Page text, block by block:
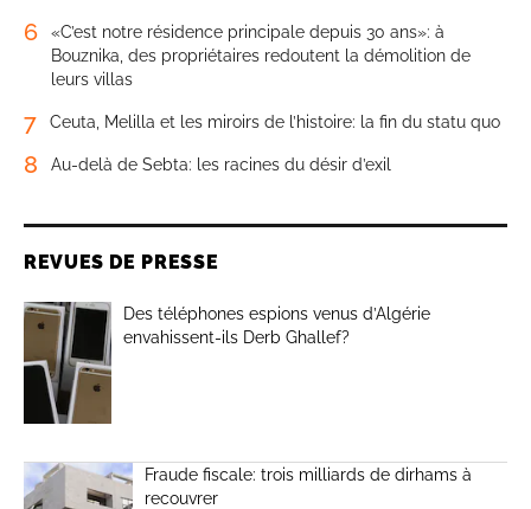
6
«C’est notre résidence principale depuis 30 ans»: à
Bouznika, des propriétaires redoutent la démolition de
leurs villas
7 Ceuta, Melilla et les miroirs de l’histoire: la fin du statu quo
8 Au-delà de Sebta: les racines du désir d’exil
REVUES DE PRESSE
Des téléphones espions venus d’Algérie
envahissent-ils Derb Ghallef?
Fraude fiscale: trois milliards de dirhams à
recouvrer